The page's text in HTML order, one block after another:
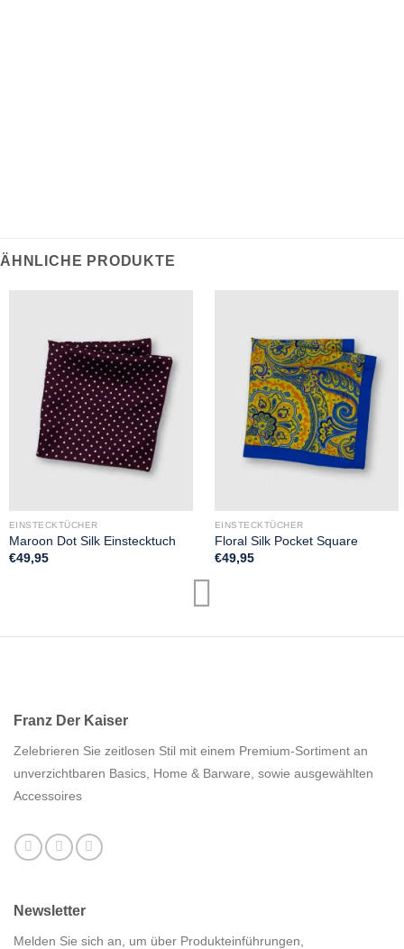
ÄHNLICHE PRODUKTE
EINSTECKTÜCHER
Maroon Dot Silk Einstecktuch
€49,95
EINSTECKTÜCHER
Floral Silk Pocket Square
€49,95
Franz Der Kaiser
Zelebrieren Sie zeitlosen Stil mit einem Premium-Sortiment an
unverzichtbaren Basics, Home & Barware, sowie ausgewählten
Accessoires
Newsletter
Melden Sie sich an, um über Produkteinführungen,